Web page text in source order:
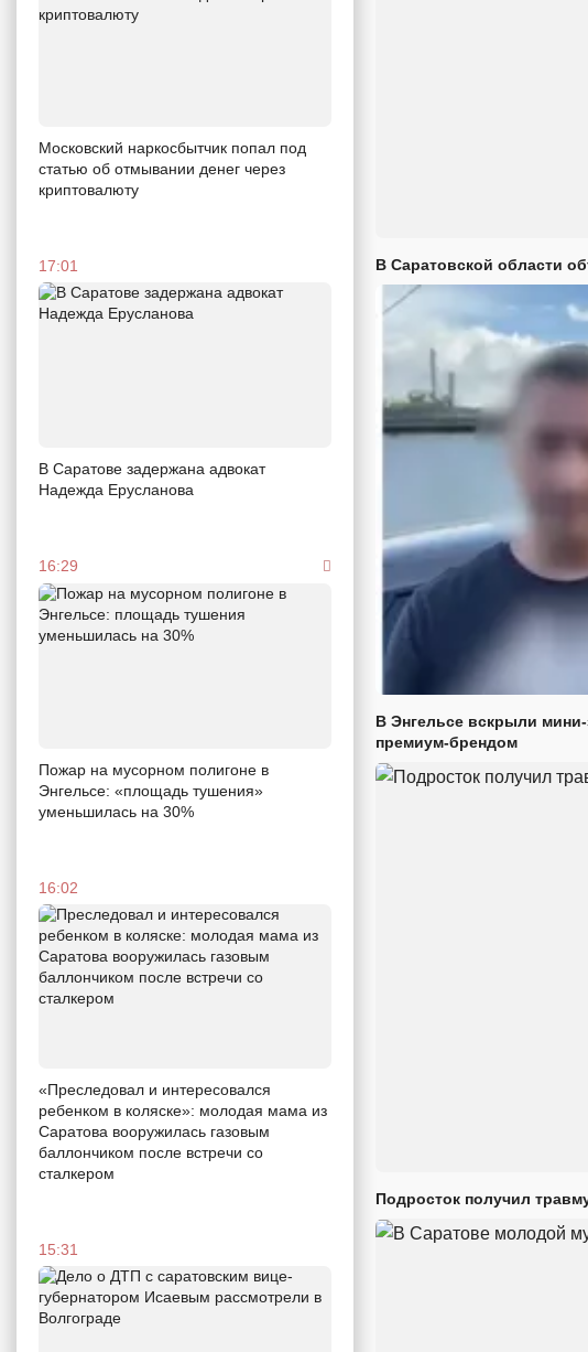
Московский наркосбытчик попал под
статью об отмывании денег через
криптовалюту
17:01
В Саратове задержана адвокат
Надежда Ерусланова
16:29
Пожар на мусорном полигоне в
Энгельсе: «площадь тушения»
уменьшилась на 30%
16:02
«Преследовал и интересовался
ребенком в коляске»: молодая мама из
Саратова вооружилась газовым
баллончиком после встречи со
сталкером
15:31
В Саратовской области
В Энгельсе вскрыли
премиум-брендом
Подросток получил